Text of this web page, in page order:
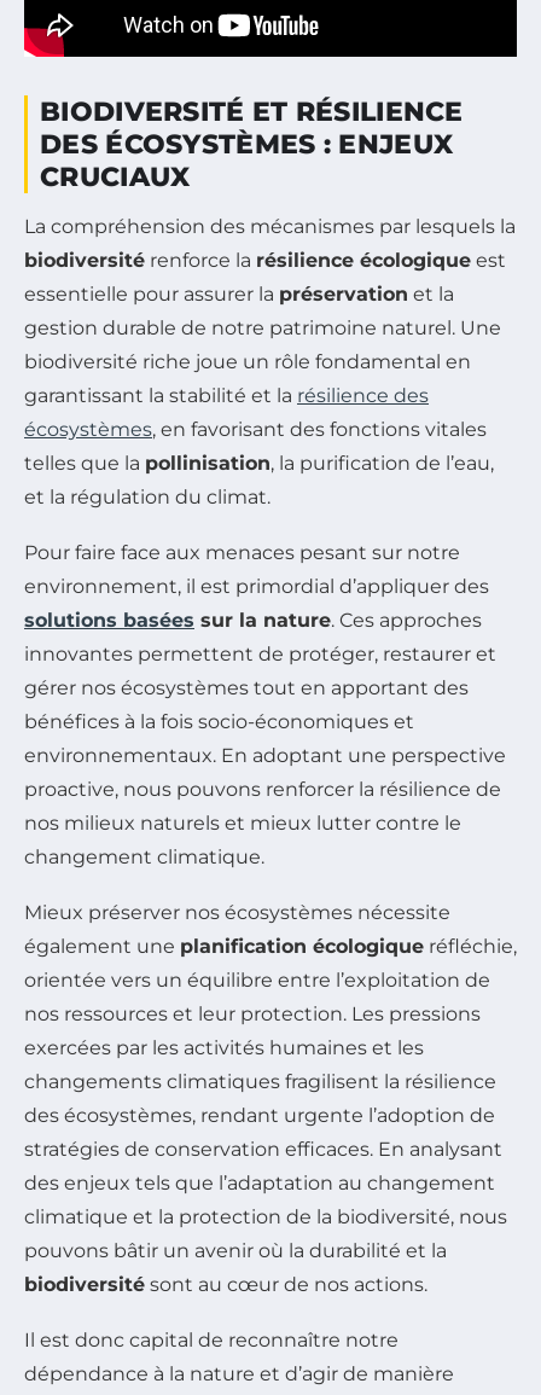
BIODIVERSITÉ ET RÉSILIENCE
DES ÉCOSYSTÈMES : ENJEUX
CRUCIAUX
La compréhension des mécanismes par lesquels la
biodiversité renforce la résilience écologique est
essentielle pour assurer la préservation et la
gestion durable de notre patrimoine naturel. Une
biodiversité riche joue un rôle fondamental en
garantissant la stabilité et la résilience des
écosystèmes, en favorisant des fonctions vitales
telles que la pollinisation, la purification de l’eau,
et la régulation du climat.
Pour faire face aux menaces pesant sur notre
environnement, il est primordial d’appliquer des
solutions basées sur la nature. Ces approches
innovantes permettent de protéger, restaurer et
gérer nos écosystèmes tout en apportant des
bénéfices à la fois socio-économiques et
environnementaux. En adoptant une perspective
proactive, nous pouvons renforcer la résilience de
nos milieux naturels et mieux lutter contre le
changement climatique.
Mieux préserver nos écosystèmes nécessite
également une planification écologique réfléchie,
orientée vers un équilibre entre l’exploitation de
nos ressources et leur protection. Les pressions
exercées par les activités humaines et les
changements climatiques fragilisent la résilience
des écosystèmes, rendant urgente l’adoption de
stratégies de conservation efficaces. En analysant
des enjeux tels que l’adaptation au changement
climatique et la protection de la biodiversité, nous
pouvons bâtir un avenir où la durabilité et la
biodiversité sont au cœur de nos actions.
Il est donc capital de reconnaître notre
dépendance à la nature et d’agir de manière